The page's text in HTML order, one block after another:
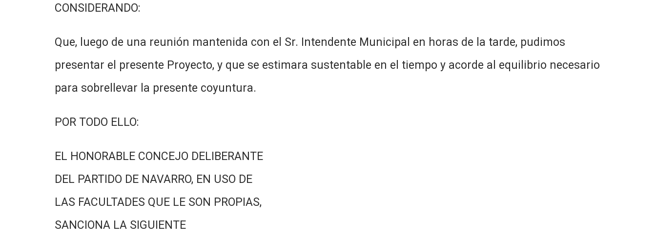
CONSIDERANDO:
Que, luego de una reunión mantenida con el Sr. Intendente Municipal en horas de la tarde, pudimos
presentar el presente Proyecto, y que se estimara sustentable en el tiempo y acorde al equilibrio necesario
para sobrellevar la presente coyuntura.
POR TODO ELLO:
EL HONORABLE CONCEJO DELIBERANTE
DEL PARTIDO DE NAVARRO, EN USO DE
LAS FACULTADES QUE LE SON PROPIAS,
SANCIONA LA SIGUIENTE